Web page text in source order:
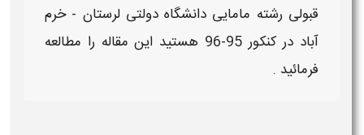
قبولی رشته مامایی دانشگاه دولتی لرستان - خرم
آباد در کنکور 95-96
هستید این مقاله را مطالعه
فرمائید .